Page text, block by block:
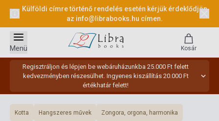
Külföldi címre történő rendelés esetén kérjük érdeklődjön
az info@librabooks.hu címen.
Regisztráljon és lépjen be webáruházunkba 25.000 Ft felett
kedvezményben részesülhet. Ingyenes kiszállítás 20.000 Ft
értékhatár felett!
Menü Kosár
Kotta Hangszeres művek Zongora, orgona, harmonika